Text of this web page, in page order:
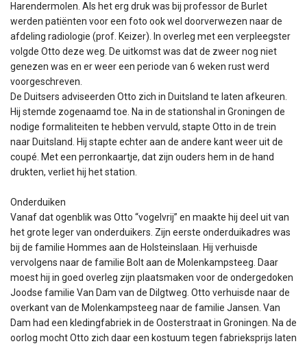
Harendermolen. Als het erg druk was bij professor de Burlet
werden patiënten voor een foto ook wel doorverwezen naar de
afdeling radiologie (prof. Keizer). In overleg met een verpleegster
volgde Otto deze weg. De uitkomst was dat de zweer nog niet
genezen was en er weer een periode van 6 weken rust werd
voorgeschreven.
De Duitsers adviseerden Otto zich in Duitsland te laten afkeuren.
Hij stemde zogenaamd toe. Na in de stationshal in Groningen de
nodige formaliteiten te hebben vervuld, stapte Otto in de trein
naar Duitsland. Hij stapte echter aan de andere kant weer uit de
coupé. Met een perronkaartje, dat zijn ouders hem in de hand
drukten, verliet hij het station.
Onderduiken
Vanaf dat ogenblik was Otto “vogelvrij” en maakte hij deel uit van
het grote leger van onderduikers. Zijn eerste onderduikadres was
bij de familie Hommes aan de Holsteinslaan. Hij verhuisde
vervolgens naar de familie Bolt aan de Molenkampsteeg. Daar
moest hij in goed overleg zijn plaatsmaken voor de ondergedoken
Joodse familie Van Dam van de Dilgtweg. Otto verhuisde naar de
overkant van de Molenkampsteeg naar de familie Jansen. Van
Dam had een kledingfabriek in de Oosterstraat in Groningen. Na de
oorlog mocht Otto zich daar een kostuum tegen fabrieksprijs laten